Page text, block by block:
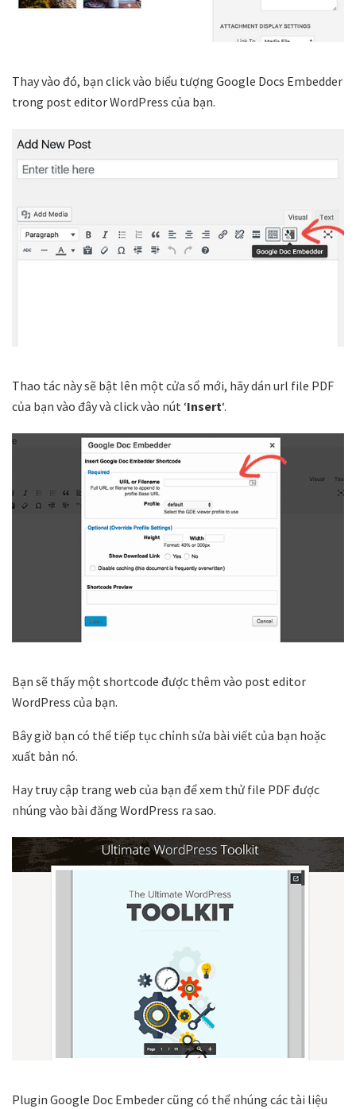
Thay vào đó, bạn click vào biểu tượng Google Docs Embedder
trong post editor WordPress của bạn.
Thao tác này sẽ bật lên một cửa sổ mới, hãy dán url file PDF
của bạn vào đây và click vào nút ‘Insert‘.
Bạn sẽ thấy một shortcode được thêm vào post editor
WordPress của bạn.
Bây giờ bạn có thể tiếp tục chỉnh sửa bài viết của bạn hoặc
xuất bản nó.
Hay truy cập trang web của bạn để xem thử file PDF được
nhúng vào bài đăng WordPress ra sao.
Plugin Google Doc Embeder cũng có thể nhúng các tài liệu